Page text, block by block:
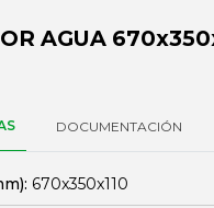
AGUA
DOCUMENTACIÓN
670x350x110